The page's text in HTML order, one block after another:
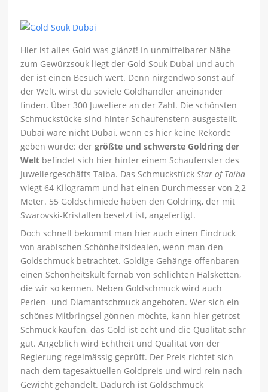
Hier ist alles Gold was glänzt! In unmittelbarer Nähe
zum Gewürzsouk liegt der Gold Souk Dubai und auch
der ist einen Besuch wert. Denn nirgendwo sonst auf
der Welt, wirst du soviele Goldhändler aneinander
finden. Über 300 Juweliere an der Zahl. Die schönsten
Schmuckstücke sind hinter Schaufenstern ausgestellt.
Dubai wäre nicht Dubai, wenn es hier keine Rekorde
geben würde: dergrößte und schwerste Goldring der
Welt befindet sich hier hinter einem Schaufenster des
Juweliergeschäfts Taiba. Das SchmuckstückStar of Taiba
wiegt 64 Kilogramm und hat einen Durchmesser von 2,2
Meter. 55 Goldschmiede haben den Goldring, der mit
Swarovski-Kristallen besetzt ist, angefertigt.
Doch schnell bekommt man hier auch einen Eindruck
von arabischen Schönheitsidealen, wenn man den
Goldschmuck betrachtet. Goldige Gehänge offenbaren
einen Schönheitskult fernab von schlichten Halsketten,
die wir so kennen. Neben Goldschmuck wird auch
Perlen- und Diamantschmuck angeboten. Wer sich ein
schönes Mitbringsel gönnen möchte, kann hier getrost
Schmuck kaufen, das Gold ist echt und die Qualität sehr
gut. Angeblich wird Echtheit und Qualität von der
Regierung regelmässig geprüft. Der Preis richtet sich
nach dem tagesaktuellen Goldpreis und wird rein nach
Gewicht gehandelt. Dadurch ist Goldschmuck